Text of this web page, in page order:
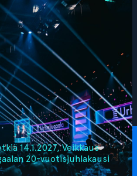
14.1.2027, Veikkaus
20-vuotisjuhlakausi